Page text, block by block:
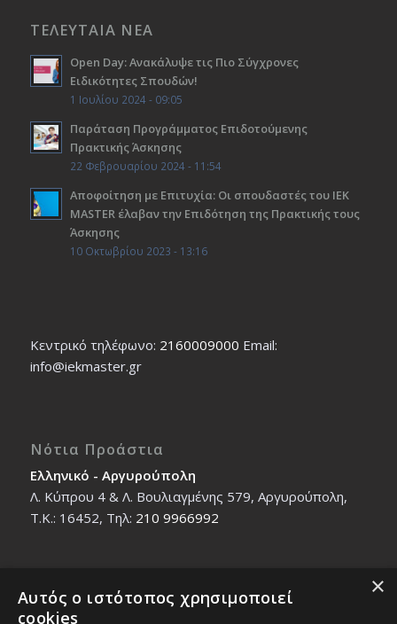
ΤΕΛΕΥΤΑΙΑ ΝΕΑ
Open Day: Ανακάλυψε τις Πιο Σύγχρονες
Ειδικότητες Σπουδών!
1 Ιουλίου 2024 - 09:05
Παράταση Προγράμματος Επιδοτούμενης
Πρακτικής Άσκησης
22 Φεβρουαρίου 2024 - 11:54
Αποφοίτηση με Επιτυχία: Οι σπουδαστές του ΙΕΚ
ΜΑSTER έλαβαν την Επιδότηση της Πρακτικής τους
Άσκησης
10 Οκτωβρίου 2023 - 13:16
Κεντρικό τηλέφωνο: 2160009000 Εmail:
info@iekmaster.gr
Νότια Προάστια
Ελληνικό - Αργυρούπολη
Λ. Κύπρου 4 & Λ. Βουλιαγμένης 579, Αργυρούπολη,
T.K.: 16452, Τηλ: 210 9966992
Βόρεια Προάστια
×
Αυτός ο ιστότοπος χρησιμοποιεί
cookies